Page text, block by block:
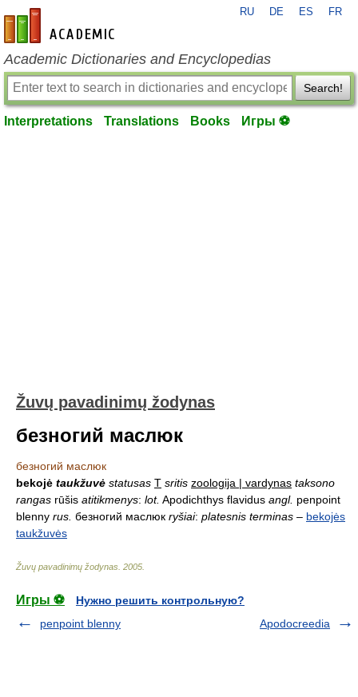
en-academic.com
RU DE ES FR
Academic Dictionaries and Encyclopedias
Search!
Interpretations Translations Books Игры ⚽
Žuvų pavadinimų žodynas
безногий маслюк
безногий маслюк
bekojė taukžuvė statusas T sritis zoologija | vardynas taksono
rangas rūšis atitikmenys: lot. Apodichthys flavidus angl. penpoint
blenny rus. безногий маслюк ryšiai: platesnis terminas – bekojės
taukžuvės
Žuvų pavadinimų žodynas 2005
Игры ⚽
Нужно решить контрольную?
penpoint blenny
Apodocreedia